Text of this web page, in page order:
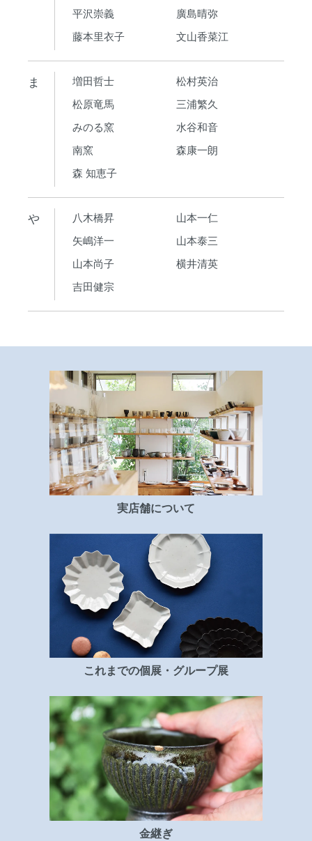
平沢崇義
廣島晴弥
藤本里衣子
文山香菜江
ま 増田哲士
松村英治
松原竜馬
三浦繁久
みのる窯
水谷和音
南窯
森康一朗
森 知恵子
や 八木橋昇
山本一仁
矢嶋洋一
山本泰三
山本尚子
横井清英
吉田健宗
実店舗について
これまでの個展・グループ展
金継ぎ